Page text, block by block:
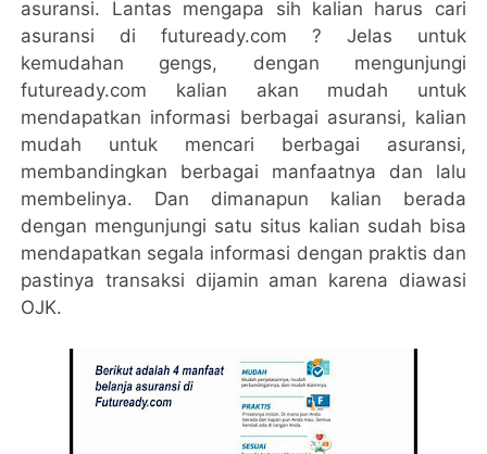
asuransi. Lantas mengapa sih kalian harus cari
asuransi di futuready.com ? Jelas untuk
kemudahan gengs, dengan mengunjungi
futuready.com kalian akan mudah untuk
mendapatkan informasi berbagai asuransi, kalian
mudah untuk mencari berbagai asuransi,
membandingkan berbagai manfaatnya dan lalu
membelinya. Dan dimanapun kalian berada
dengan mengunjungi satu situs kalian sudah bisa
mendapatkan segala informasi dengan praktis dan
pastinya transaksi dijamin aman karena diawasi
OJK.